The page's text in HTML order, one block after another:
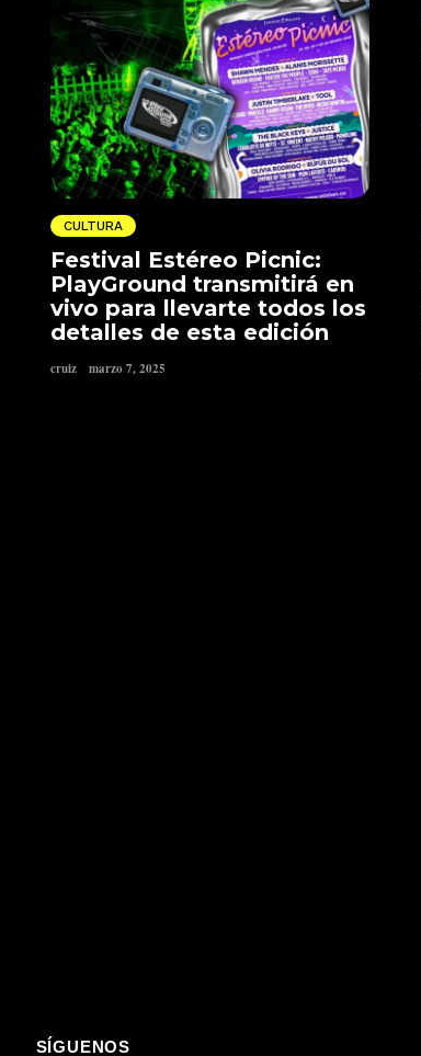
CULTURA
Festival Estéreo Picnic:
PlayGround transmitirá en
vivo para llevarte todos los
detalles de esta edición
cruiz marzo 7, 2025
SÍGUENOS